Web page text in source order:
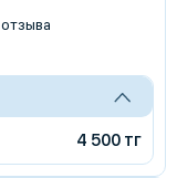
отзыва
4 500 тг